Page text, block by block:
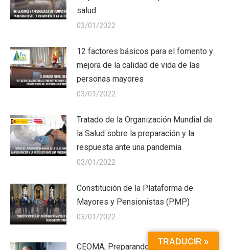
salud
03/01/2022
12 factores básicos para el fomento y
mejora de la calidad de vida de las
personas mayores
03/01/2022
Tratado de la Organización Mundial de
la Salud sobre la preparación y la
respuesta ante una pandemia
03/01/2022
Constitución de la Plataforma de
Mayores y Pensionistas (PMP)
03/01/2022
CEOMA, Preparando el Futuro con
TRADUCIR »